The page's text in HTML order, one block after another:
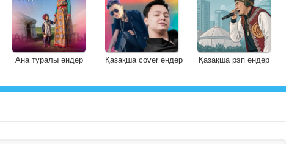
Ана туралы әндер Қазақша cover әндер Қазақша рэп әндер